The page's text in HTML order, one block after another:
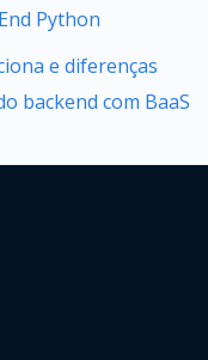
Python
e diferenças
backend com BaaS